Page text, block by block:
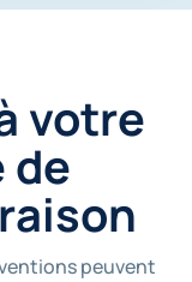
votre
de
peuvent